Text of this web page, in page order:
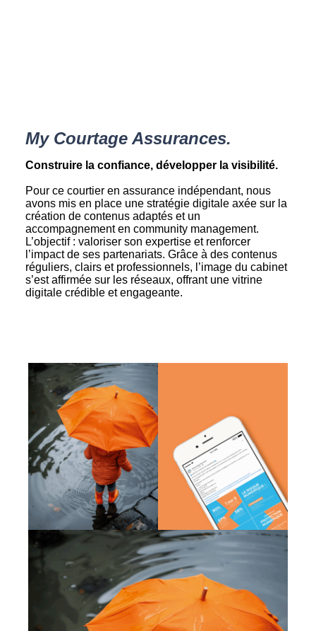
My Courtage Assurances.
Construire la confiance, développer la visibilité.
Pour ce courtier en assurance indépendant, nous
avons mis en place une stratégie digitale axée sur la
création de contenus adaptés et un
accompagnement en community management.
L’objectif : valoriser son expertise et renforcer
l’impact de ses partenariats. Grâce à des contenus
réguliers, clairs et professionnels, l’image du cabinet
s’est affirmée sur les réseaux, offrant une vitrine
digitale crédible et engageante.